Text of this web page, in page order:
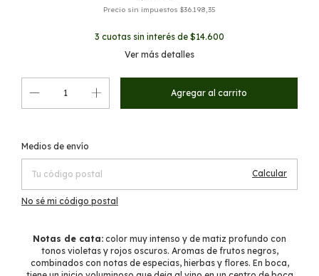
Precio sin impuestos $36.198,35
3 cuotas sin interés de $14.600
Ver más detalles
Entregas para el CP:
Medios de envío
Calcular
No sé mi código postal
Notas de cata: color muy intenso y de matiz profundo con
tonos violetas y rojos oscuros. Aromas de frutos negros,
combinados con notas de especias, hierbas y flores. En boca,